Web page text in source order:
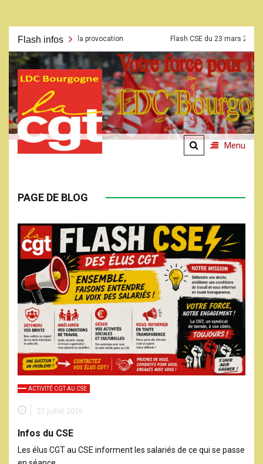
Flash infos
la provocation Flash CSE du 23 mars 2026 Résultat
La CGT
LDC
Bourgogne
Menu
PAGE DE BLOG
ACTIVITÉ CGT AU CSE
27 juillet 2026
Infos du CSE
Les élus CGT au CSE informent les salariés de ce qui se passe